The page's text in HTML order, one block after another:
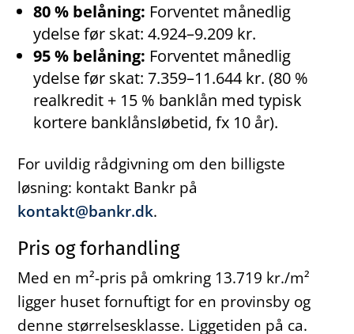
80 % belåning: Forventet månedlig
ydelse før skat: 4.924–9.209 kr.
95 % belåning: Forventet månedlig
ydelse før skat: 7.359–11.644 kr. (80 %
realkredit + 15 % banklån med typisk
kortere banklånsløbetid, fx 10 år).
For uvildig rådgivning om den billigste
løsning: kontakt Bankr på
kontakt@bankr.dk.
Pris og forhandling
Med en m²-pris på omkring 13.719 kr./m²
ligger huset fornuftigt for en provinsby og
denne størrelsesklasse. Liggetiden på ca.